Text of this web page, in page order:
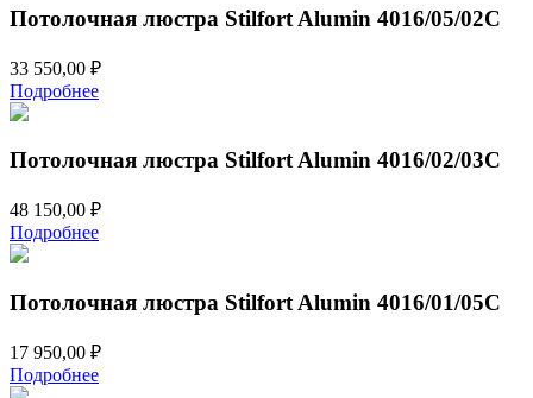
Потолочная люстра Stilfort Alumin 4016/05/02C
33 550,00 ₽
Подробнее
Потолочная люстра Stilfort Alumin 4016/02/03C
48 150,00 ₽
Подробнее
Потолочная люстра Stilfort Alumin 4016/01/05C
17 950,00 ₽
Подробнее